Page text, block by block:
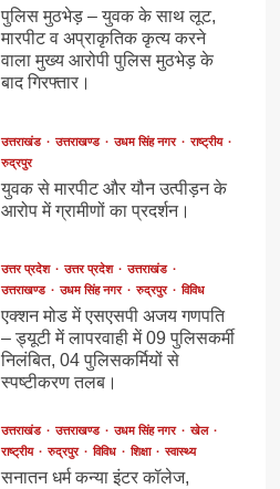
पुलिस मुठभेड़ – युवक के साथ लूट,
मारपीट व अप्राकृतिक कृत्य करने
वाला मुख्य आरोपी पुलिस मुठभेड़ के
बाद गिरफ्तार।
उत्तराखंड उत्तराखण्ड उधम सिंह नगर
राष्ट्रीय
रुद्रपुर
युवक से मारपीट और यौन उत्पीड़न के
आरोप में ग्रामीणों का प्रदर्शन।
उत्तर प्रदेश उत्तर प्रदेश
उत्तराखंड
उत्तराखण्ड
उधम सिंह नगर रुद्रपुर विविध
एक्शन मोड में एसएसपी अजय गणपति
– ड्यूटी में लापरवाही में 09 पुलिसकर्मी
निलंबित, 04 पुलिसकर्मियों से
स्पष्टीकरण तलब।
उत्तराखंड उत्तराखण्ड उधम सिंह नगर
खेल
राष्ट्रीय
रुद्रपुर विविध शिक्षा स्वास्थ्य
सनातन धर्म कन्या इंटर कॉलेज,